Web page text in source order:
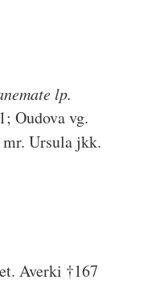
lp.
Oudova vg.
Ursula jkk.
Averki †167